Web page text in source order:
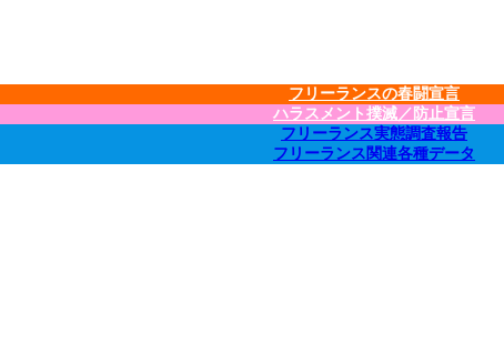
フリーランスの春闘宣言
ハラスメント撲滅／防止宣言
フリーランス実態調査報告
フリーランス関連各種データ